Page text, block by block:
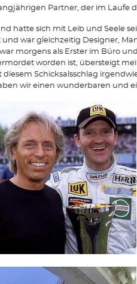
Partner, der im Laufe
hatte sich mit Leib und Seele
war gleichzeitig Designer,
morgens als Erster im Büro
worden ist, übersteigt
Schicksalsschlag
wir einen wunderbaren und